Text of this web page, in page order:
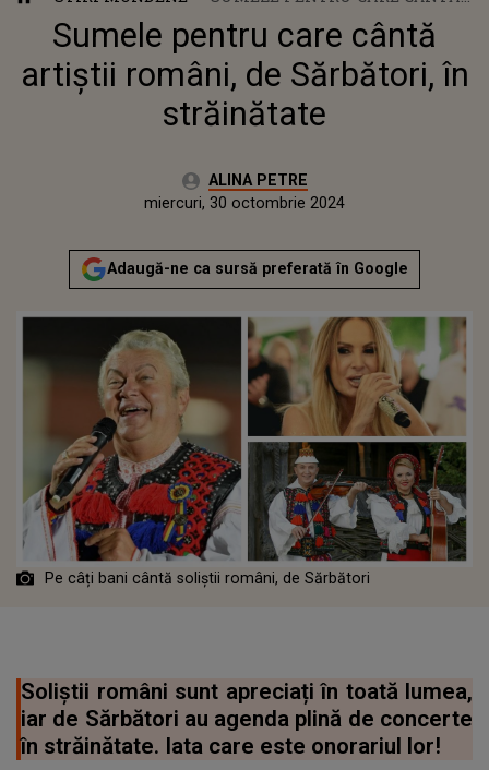
ARTIȘTII ROMÂNI, DE
SĂRBĂTORI, ÎN STRĂINĂTATE
Sumele pentru care cântă
artiștii români, de Sărbători, în
străinătate
Autor:ALINA PETRE
luni, 30 octombrie 2023Actualizat:
miercuri, 30 octombrie 2024
Adaugă-ne ca sursă preferată în Google
Pe câți bani cântă soliștii români, de Sărbători
Soliștii români sunt apreciați în toată lumea,
iar de Sărbători au agenda plină de concerte
în străinătate. Iata care este onorariul lor!